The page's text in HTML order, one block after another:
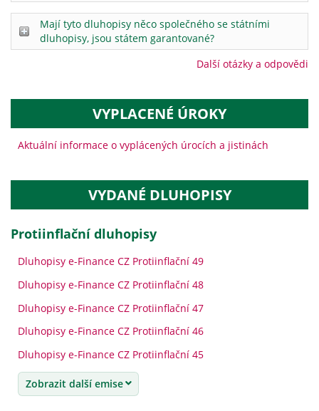
Mají tyto dluhopisy něco společného se státními
dluhopisy, jsou státem garantované?
Další otázky a odpovědi
VYPLACENÉ ÚROKY
Aktuální informace o vyplácených úrocích a jistinách
VYDANÉ DLUHOPISY
protiinflační dluhopisy
Dluhopisy e-Finance CZ Protiinflační 49
Dluhopisy e-Finance CZ Protiinflační 48
Dluhopisy e-Finance CZ Protiinflační 47
Dluhopisy e-Finance CZ Protiinflační 46
Dluhopisy e-Finance CZ Protiinflační 45
Zobrazit další emise